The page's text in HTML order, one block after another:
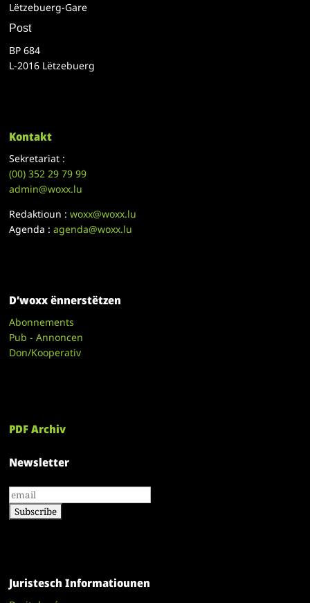
Lëtzebuerg-Gare
Post
BP 684
L-2016 Lëtzebuerg
Kontakt
Sekretariat :
(00)352 29 79 99
admin@woxx.lu
Redaktioun :woxx@woxx.lu
Agenda :agenda@woxx.lu
D’woxx ënnerstëtzen
Abonnements
Pub - Annoncen
Don/Kooperativ
PDF Archiv
Newsletter
Juristesch Informatiounen